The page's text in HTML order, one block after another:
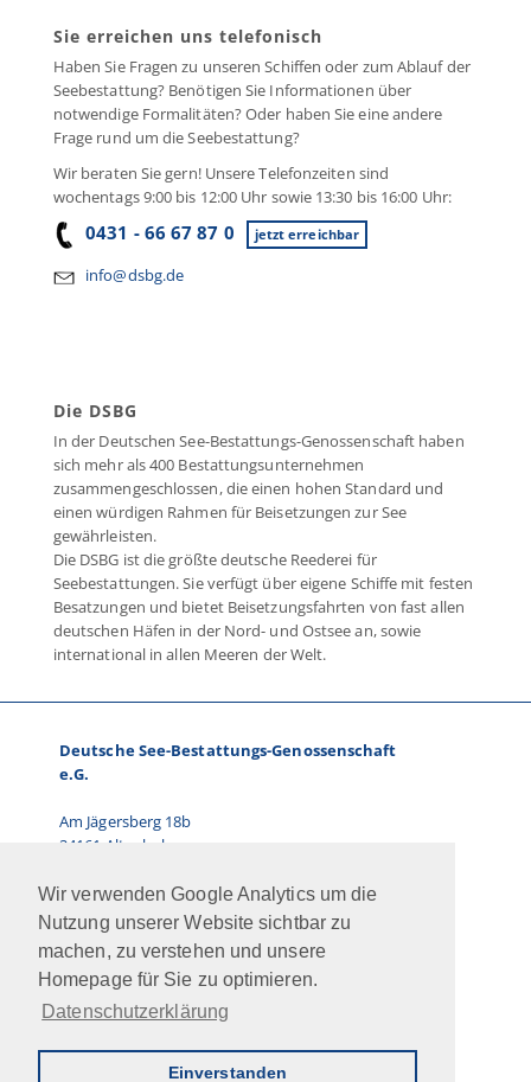
Wir verwenden Google Analytics um die
Nutzung unserer Website sichtbar zu
machen, zu verstehen und unsere
Homepage für Sie zu optimieren.
Datenschutzerklärung
Einverstanden
Datenschutz
Kontakt
Sie erreichen uns telefonisch
Haben Sie Fragen zu unseren Schiffen oder zum Ablauf der
Seebestattung? Benötigen Sie Informationen über
notwendige Formalitäten? Oder haben Sie eine andere
Frage rund um die Seebestattung?
Wir beraten Sie gern! Unsere Telefonzeiten sind
wochentags 9:00 bis 12:00 Uhr sowie 13:30 bis 16:00 Uhr:
0431 - 66 67 87 0 jetzt erreichbar
info@dsbg.de
Die DSBG
In der Deutschen See-Bestattungs-Genossenschaft haben
sich mehr als 400 Bestattungsunternehmen
zusammengeschlossen, die einen hohen Standard und
einen würdigen Rahmen für Beisetzungen zur See
gewährleisten.
Die DSBG ist die größte deutsche Reederei für
Seebestattungen. Sie verfügt über eigene Schiffe mit festen
Besatzungen und bietet Beisetzungsfahrten von fast allen
deutschen Häfen in der Nord- und Ostsee an, sowie
international in allen Meeren der Welt.
Deutsche See-Bestattungs-Genossenschaft
e.G.
Am Jägersberg 18b
24161 Altenholz
Telefon: 0431.66 67 87-0
E-Mail: info@dsbg.de
Vorstand:
Ralf Paulsen, Marcus Kühn